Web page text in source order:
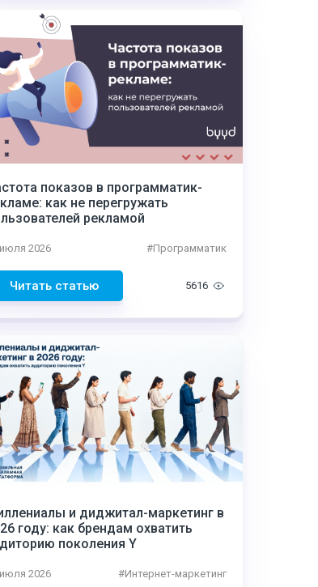
показов в программатик-
как не перегружать
рекламой
2026 #Программатик
Читать статью 5616
и диджитал-маркетинг в
году: как брендам охватить
поколения Y
2026 #Интернет-маркетинг